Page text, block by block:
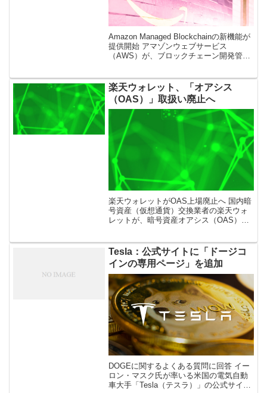
Amazon Managed Blockchainの新機能が
提供開始 アマゾンウェブサービス
（AWS）が、ブロックチェーン開発管理
[…]
楽天ウォレット、「オアシス
（OAS）」取扱い廃止へ
楽天ウォレットがOAS上場廃止へ 国内暗
号資産（仮想通貨）交換業者の楽天ウォ
レットが、暗号資産オアシス（OAS）の
だ。 発表によるとOASの […]
Tesla：公式サイトに「ドージコ
インの専用ページ」を追加
DOGEに関するよくある質問に回答 イー
ロン・マスク氏が率いる米国の電気自動
車大手「Tesla（テスラ）」の公式サイト